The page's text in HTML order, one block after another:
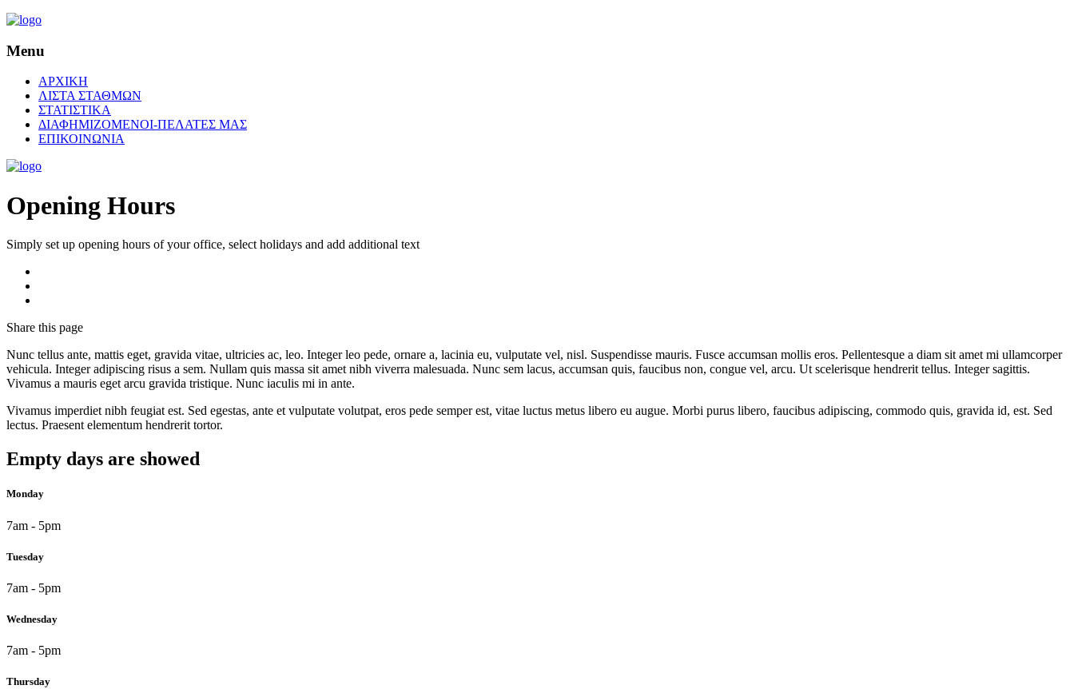
Menu
ΑΡΧΙΚΗ
ΛΙΣΤΑ ΣΤΑΘΜΩΝ
ΣΤΑΤΙΣΤΙΚΑ
ΔΙΑΦΗΜΙΖΟΜΕΝΟΙ-ΠΕΛΑΤΕΣ ΜΑΣ
ΕΠΙΚΟΙΝΩΝΙΑ
Opening Hours
Simply set up opening hours of your office, select holidays and add additional text
Share this page
Nunc tellus ante, mattis eget, gravida vitae, ultricies ac, leo. Integer leo pede, ornare a, lacinia eu, vulputate vel, nisl. Suspendisse mauris. Fusce accumsan mollis eros. Pellentesque a diam sit amet mi ullamcorper
vehicula. Integer adipiscing risus a sem. Nullam quis massa sit amet nibh viverra malesuada. Nunc sem lacus, accumsan quis, faucibus non, congue vel, arcu. Ut scelerisque hendrerit tellus. Integer sagittis.
Vivamus a mauris eget arcu gravida tristique. Nunc iaculis mi in ante.
Vivamus imperdiet nibh feugiat est. Sed egestas, ante et vulputate volutpat, eros pede semper est, vitae luctus metus libero eu augue. Morbi purus libero, faucibus adipiscing, commodo quis, gravida id, est. Sed
lectus. Praesent elementum hendrerit tortor.
Empty days are showed
Monday
7am - 5pm
Tuesday
7am - 5pm
Wednesday
7am - 5pm
Thursday